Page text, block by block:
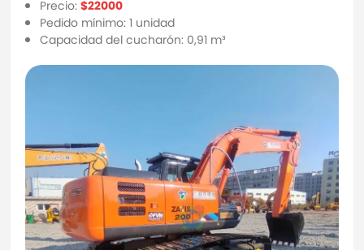
Precio:$22000
Pedido mínimo: 1 unidad
Capacidad del cucharón: 0,91 m³